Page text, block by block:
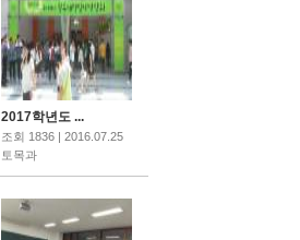
2017학년도 ...
조회 1836 | 2016.07.25
토목과